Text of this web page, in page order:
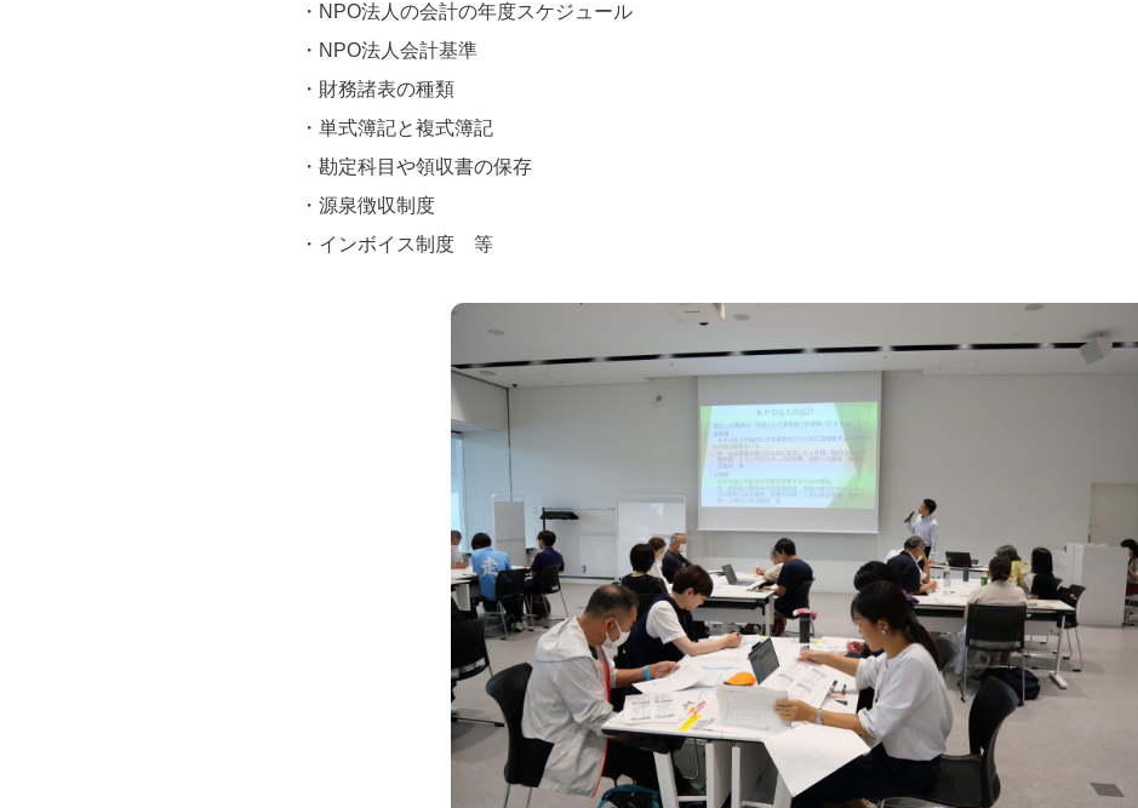
・NPO法人の会計の年度スケジュール
・NPO法人会計基準
・財務諸表の種類
・単式簿記と複式簿記
・勘定科目や領収書の保存
・源泉徴収制度
・インボイス制度 等